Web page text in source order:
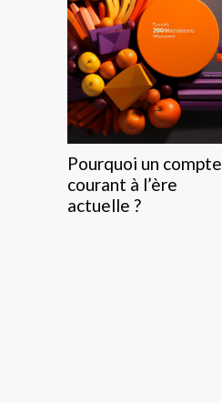
Pourquoi un compte
courant à l’ère
actuelle ?